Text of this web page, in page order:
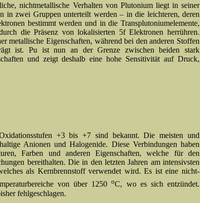
nichtmetallische Verhalten von Plutonium liegt in seiner
in zwei Gruppen unterteilt werden – in die leichteren, deren
bestimmt werden und in die Transplutoniumelemente,
die Präsenz von lokalisierten 5f Elektronen herrühren.
metallische Eigenschaften, während bei den anderen Stoffen
ist. Pu ist nun an der Grenze zwischen beiden stark
und zeigt deshalb eine hohe Sensitivität auf Druck,
+3 bis +7 sind bekannt. Die meisten und
Anionen und Halogenide. Diese Verbindungen haben
Farben und anderen Eigenschaften, welche für den
bereithalten. Die in den letzten Jahren am intensivsten
als Kernbrennstoff verwendet wird. Es ist eine nicht-
von über 1250oC, wo es sich entzündet.
fehlgeschlagen.